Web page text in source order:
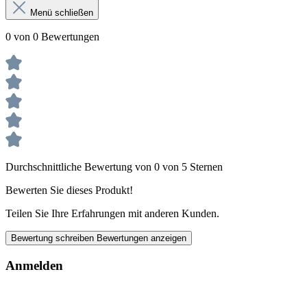
Menü schließen
0 von 0 Bewertungen
Durchschnittliche Bewertung von 0 von 5 Sternen
Bewerten Sie dieses Produkt!
Teilen Sie Ihre Erfahrungen mit anderen Kunden.
Bewertung schreiben Bewertungen anzeigen
Anmelden